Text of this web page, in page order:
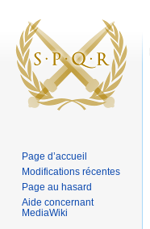
Page d’accueil
Modifications récentes
Page au hasard
Aide concernant
MediaWiki